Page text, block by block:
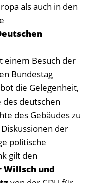
als auch in den
einem Besuch der
Bundestag
die Gelegenheit,
des deutschen
des Gebäudes zu
der
politische
gilt den
Willsch und